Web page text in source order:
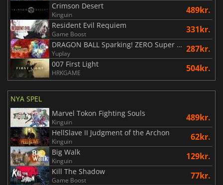
Crimson Desert
Kinguin 489kr.
Resident Evil Requiem
Game Boost 331kr.
DRAGON BALL Sparking! ZERO Super Limit Breaking NEO
Yuplay 287kr.
007 First Light
HRKGAME 504kr.
NYA SPEL
Marvel Tokon Fighting Souls
Kinguin 489kr.
HellSlave II Judgment of the Archon
Kinguin 62kr.
Big Walk
Kinguin 129kr.
Kill The Shadow
Game Boost 77kr.